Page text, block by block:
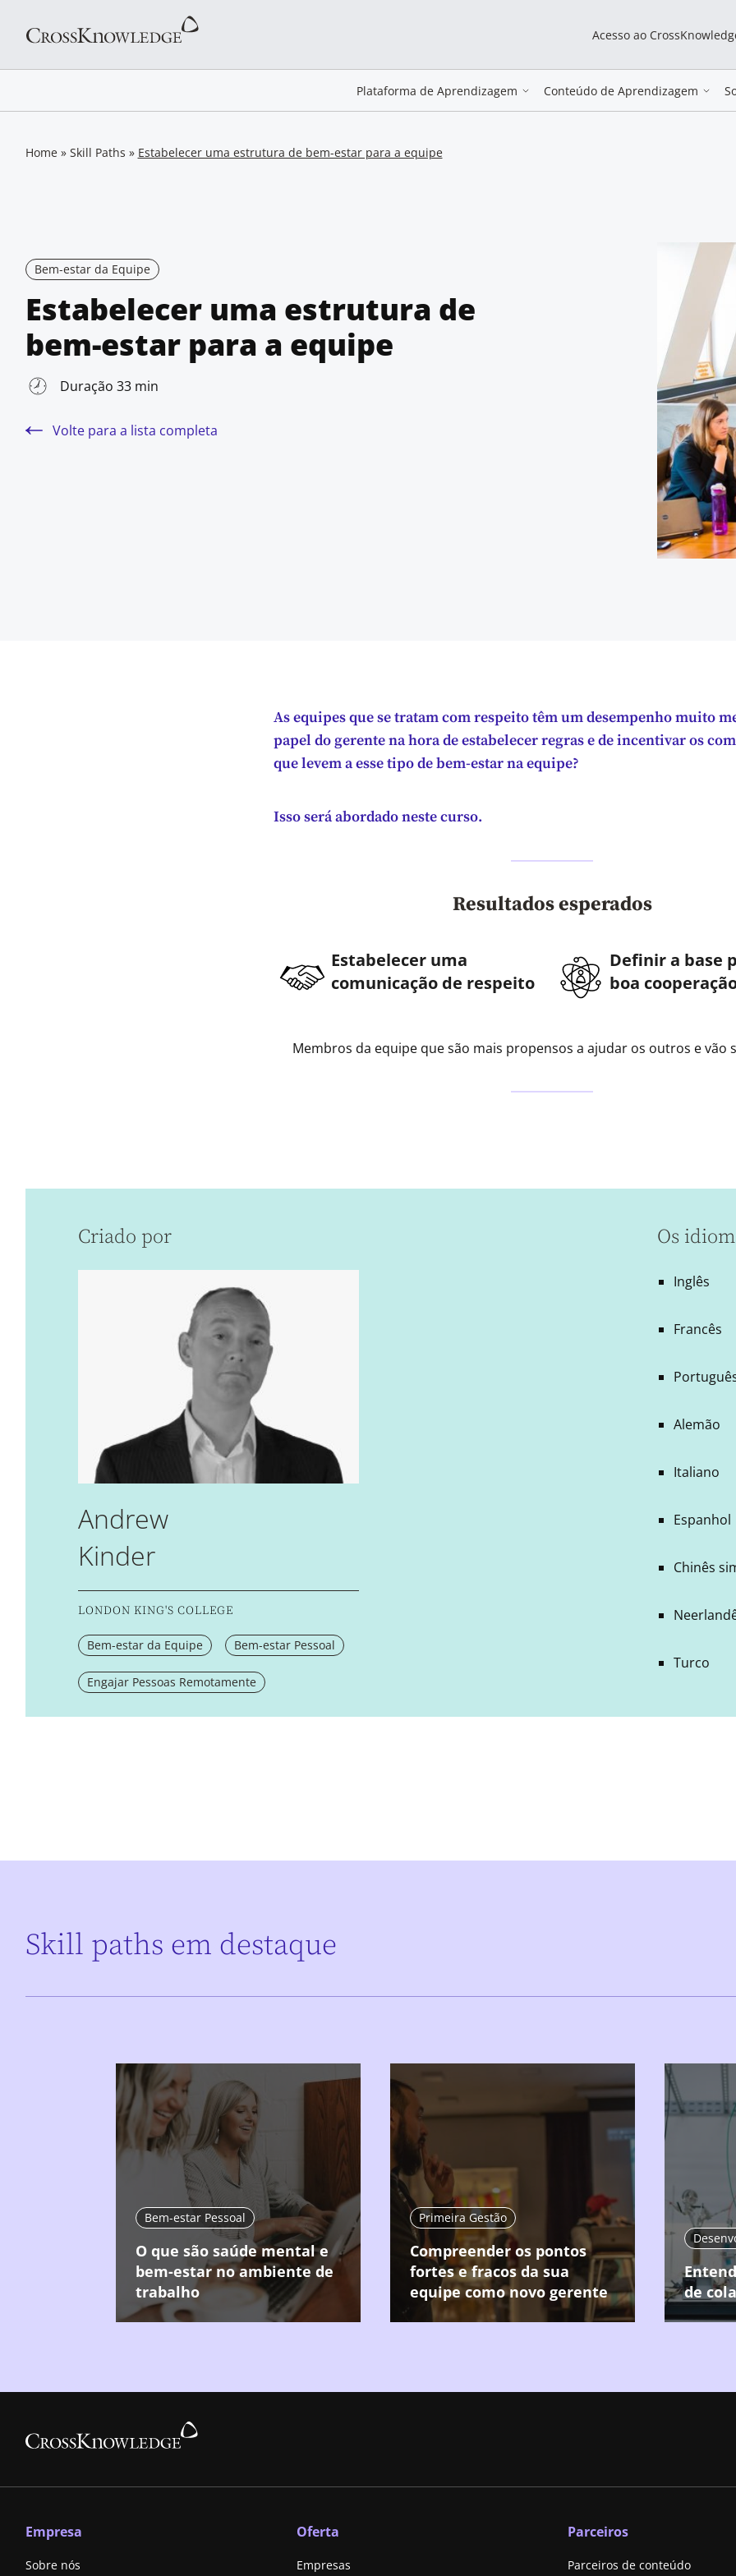
Acesso ao
Plataforma de Aprendizagem Conteúdo de Aprendizagem
Home» Skill Paths » Estabelecer uma estrutura de bem-estar para a equipe
Bem-estar da Equipe
Estabelecer uma estrutura de
bem-estar para a equipe
Duração 33 min
Volte para a lista completa
As equipes que se tratam com respeito têm um desempenho muito
papel do gerente na hora de estabelecer regras e de incentivar os
que levem a esse tipo de bem-estar na equipe?
Isso será abordado neste curso.
Resultados esperados
Estabelecer uma
comunicação de respeito
Definir a base
boa
Membros da equipe que são mais propensos a ajudar os outros e vão
Criado por
Andrew
Kinder
LONDON KING'S COLLEGE
Bem-estar da Equipe Bem-estar Pessoal
Engajar Pessoas Remotamente
Os
Inglês
Francês
Alemão
Italiano
Espanhol
Chinês
Turco
Skill paths em destaque
Bem-estar Pessoal
O que são saúde mental e
bem-estar no ambiente de
trabalho
Primeira Gestão
Compreender os pontos
fortes e fracos da sua
equipe como novo gerente
de
Empresa
Sobre nós
Oferta
Empresas
Parceiros
Parceiros de conteúdo